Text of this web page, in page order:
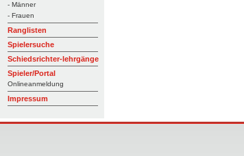
- Männer
- Frauen
Ranglisten
Spielersuche
Schiedsrichter-lehrgänge
Spieler/Portal
Onlineanmeldung
Impressum